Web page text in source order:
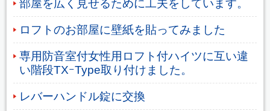
部屋を広く見せるために工夫をしています。
ロフトのお部屋に壁紙を貼ってみました
専用防音室付女性用ロフト付ハイツに互い違
い階段TXｰType取り付けました。
レバーハンドル錠に交換